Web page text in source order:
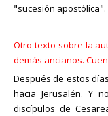
"sucesión apostólica".
Otro texto sobre la
demás ancianos.
Después de estos
hacia Jerusalén. Y
discípulos de